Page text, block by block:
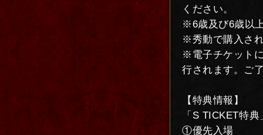
ください。
※6歳及び6歳以
※秀動で購入さ
※電子チケット
行されます。ご
【特典情報】
「S TICKET特典
①優先入場